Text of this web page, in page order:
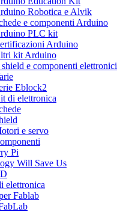
Robotica e Alvik
e componenti Arduino
PLC kit
Arduino
kit Arduino
shield e componenti elettronici
Eblock2
di elettronica
e servo
Pi
Will Save Us
elettronica
Fablab